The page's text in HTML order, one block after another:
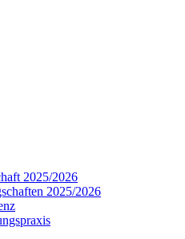
2025/2026
2025/2026